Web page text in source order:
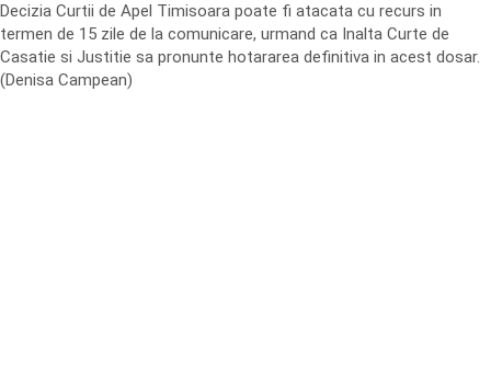
Decizia Curtii de Apel Timisoara poate fi atacata cu recurs in
termen de 15 zile de la comunicare, urmand ca Inalta Curte de
Casatie si Justitie sa pronunte hotararea definitiva in acest dosar.
(Denisa Campean)